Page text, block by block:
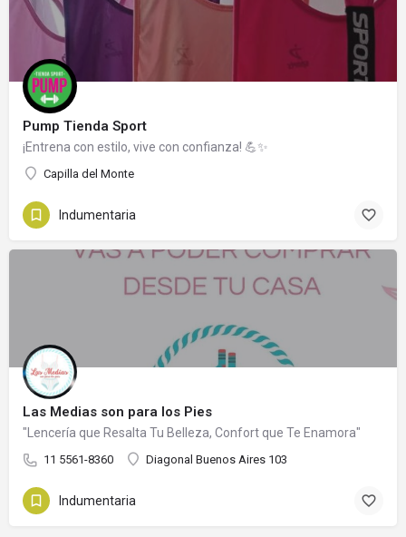
Pump Tienda Sport
¡Entrena con estilo, vive con confianza! 💪✨
Capilla del Monte
Indumentaria
Las Medias son para los Pies
"Lencería que Resalta Tu Belleza, Confort que Te Enamora"
11 5561-8360 Diagonal Buenos Aires 103
Indumentaria